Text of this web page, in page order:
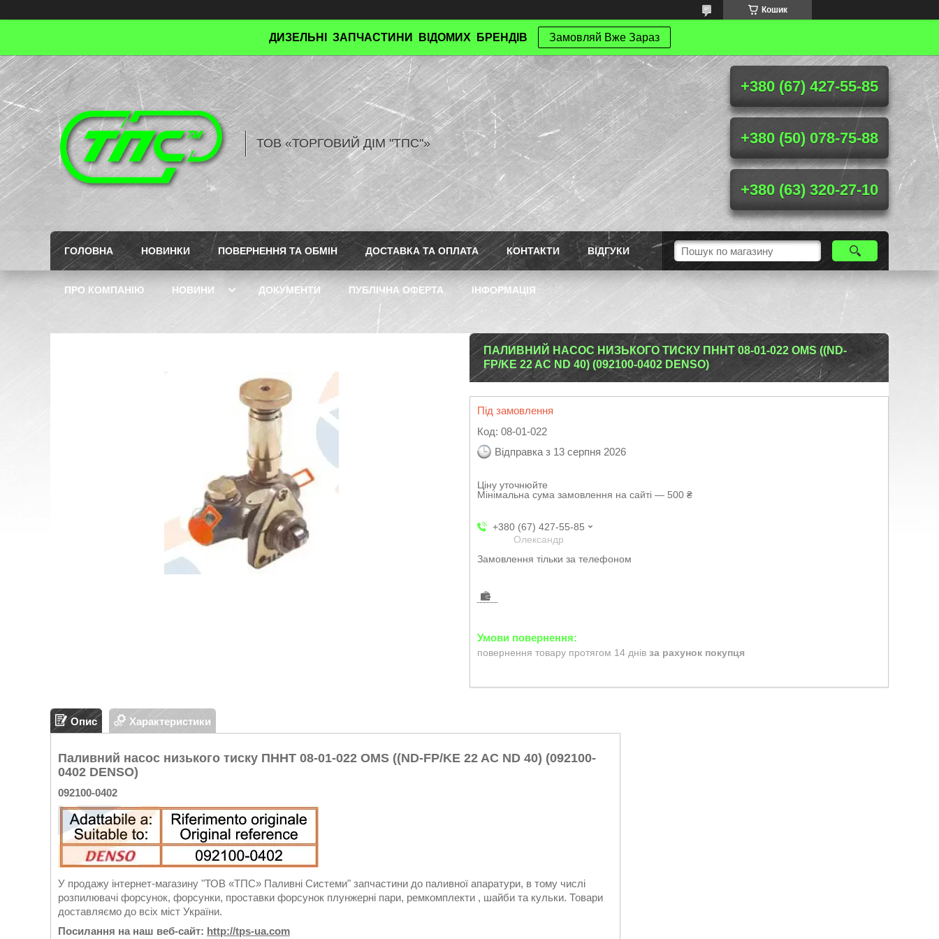
Кошик
ДИЗЕЛЬНІ ЗАПЧАСТИНИ ВІДОМИХ БРЕНДІВ Замовляй Вже Зараз
ТОВ «ТОРГОВИЙ ДІМ "ТПС"»
+380 (67) 427-55-85
+380 (50) 078-75-88
+380 (63) 320-27-10
ГОЛОВНА НОВИНКИ ПОВЕРНЕННЯ ТА ОБМІН ДОСТАВКА ТА ОПЛАТА КОНТАКТИ ВІДГУКИ
ПРО КОМПАНІЮ НОВИНИ ДОКУМЕНТИ ПУБЛІЧНА ОФЕРТА ІНФОРМАЦІЯ
ПАЛИВНИЙ НАСОС НИЗЬКОГО ТИСКУ ПННТ 08-01-022 OMS ((ND-
FP/KE 22 AC ND 40) (092100-0402 DENSO)
Під замовлення
Код: 08-01-022
Відправка з 13 серпня 2026
Ціну уточнюйте
Мінімальна сума замовлення на сайті — 500 ₴
+380 (67) 427-55-85
Олександр
Замовлення тільки за телефоном
повернення товару протягом 14 днів за рахунок покупця
Опис Характеристики
Паливний насос низького тиску ПННТ 08-01-022 OMS ((ND-FP/KE 22 AC ND 40) (092100-
0402 DENSO)
092100-0402
У продажу інтернет-магазину "ТОВ «ТПС» Паливні Системи" запчастини до паливної апаратури, в тому числі
розпилювачі форсунок, форсунки, проставки форсунок плунжерні пари, ремкомплекти , шайби та кульки. Товари
доставляємо до всіх міст України.
Посилання на наш веб-сайт: http://tps-ua.com